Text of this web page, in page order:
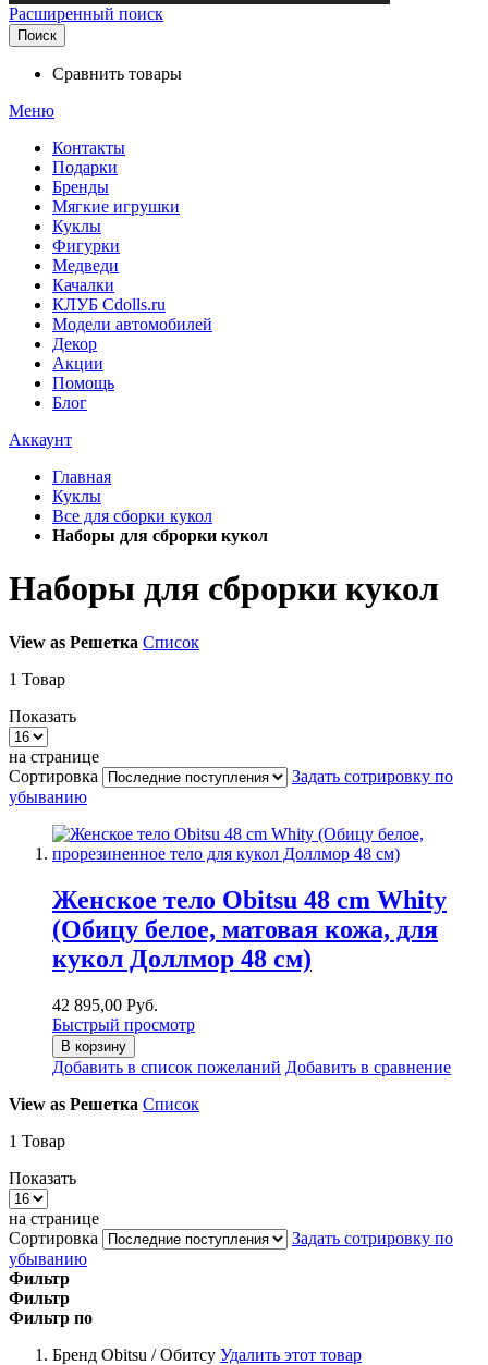
Расширенный поиск
Поиск
Сравнить товары
Меню
Контакты
Подарки
Бренды
Мягкие игрушки
Куклы
Фигурки
Медведи
Качалки
КЛУБ Cdolls.ru
Модели автомобилей
Декор
Акции
Помощь
Блог
Аккаунт
Главная
Куклы
Все для сборки кукол
Наборы для сброрки кукол
Наборы для сброрки кукол
View as Решетка Список
1 Товар
Показать
на странице
Сортировка
Задать сотрировку по
убыванию
Женское тело Obitsu 48 cm Whity
(Обицу белое, матовая кожа, для
кукол Доллмор 48 см)
42 895,00 Руб.
Быстрый просмотр
В корзину
Добавить в список пожеланий Добавить в сравнение
View as Решетка Список
1 Товар
Показать
на странице
Сортировка
Задать сотрировку по
убыванию
Фильтр
Фильтр
Фильтр по
Бренд Obitsu / Обитсу Удалить этот товар